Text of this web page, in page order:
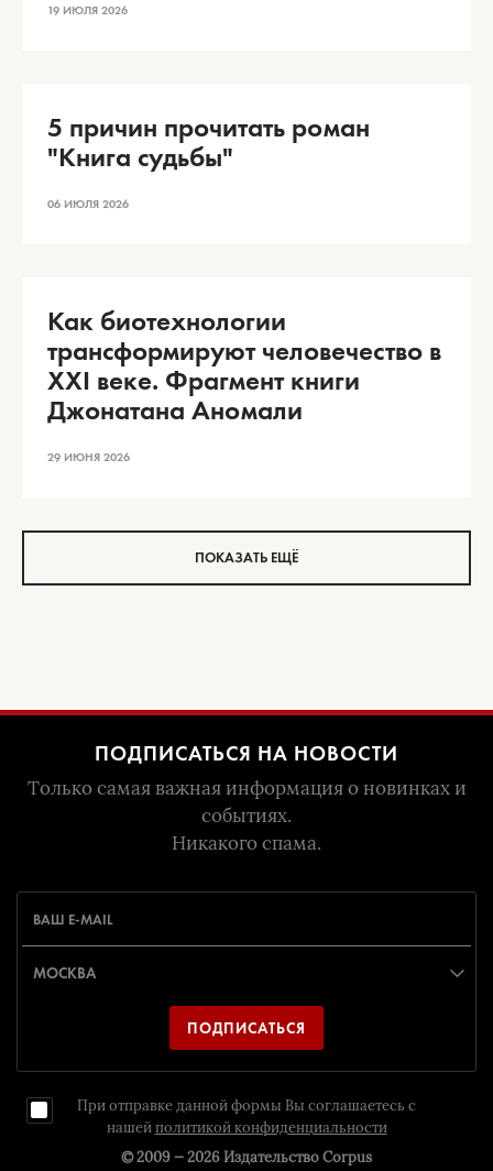
19 ИЮЛЯ 2026
5 причин прочитать роман
"Книга судьбы"
06 ИЮЛЯ 2026
Как биотехнологии
трансформируют человечество в
XXI веке. Фрагмент книги
Джонатана Аномали
29 ИЮНЯ 2026
ПОКАЗАТЬ ЕЩЁ
ПОДПИСАТЬСЯ НА НОВОСТИ
Только самая важная информация о новинках и
событиях.
Никакого спама.
ПОДПИСАТЬСЯ
При отправке данной формы Вы соглашаетесь с
нашей политикой конфиденциальности
© 2009 — 2026 Издательство Corpus